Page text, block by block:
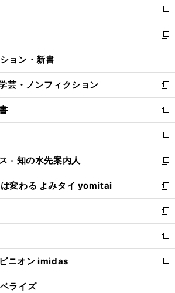
で
開
く
ド
ウ
で
開
ィ
ン
ド
ウ
開
く
い
ウ
ィ
ン
ウ
で
開
く
新
し
い
ウ
ン
ド
ウ
で
開
く
新
し
ウ
ィ
ン
ド
ウ
で
開
く
ョン・新書
芸・ノンフィクション
新
し
い
ウ
ィ
ン
ド
ウ
で
開
く
新
し
い
ウ
ィ
ン
ド
ウ
で
開
く
新
し
い
ウ
ィ
ン
ド
ウ
で
開
く
- 知の水先案内人
新
し
い
ウ
ィ
ン
ド
ウ
で
開
変わる よみタイ yomitai
新
し
い
ウ
ィ
ン
ド
ウ
新
し
い
ウ
ィ
ン
新
し
い
ウ
ニオン imidas
新
し
ライズ